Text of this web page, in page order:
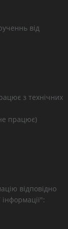
від
з технічних
працює)
відповідно